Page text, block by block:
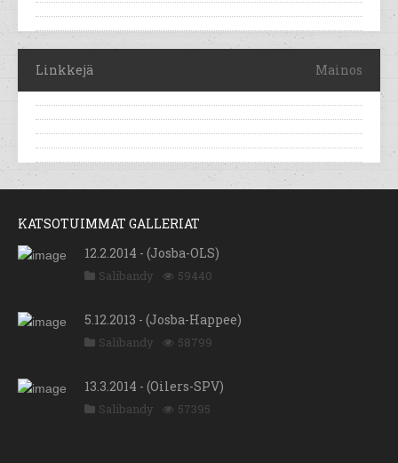
Linkkejä Mainos
KATSOTUIMMAT GALLERIAT
12.2.2014 - (Josba-OLS)
Salibandy 59440
5.12.2013 - (Josba-Happee)
Salibandy 58799
13.3.2014 - (Oilers-SPV)
Salibandy 57395